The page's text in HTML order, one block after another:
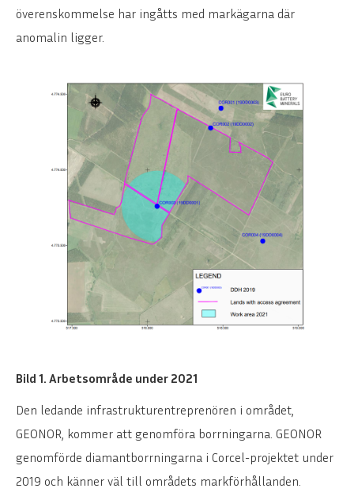
överenskommelse har ingåtts med markägarna där
anomalin ligger.
Bild 1. Arbetsområde under 2021
Den ledande infrastrukturentreprenören i området,
GEONOR, kommer att genomföra borrningarna. GEONOR
genomförde diamantborrningarna i Corcel-projektet under
2019 och känner väl till områdets markförhållanden.